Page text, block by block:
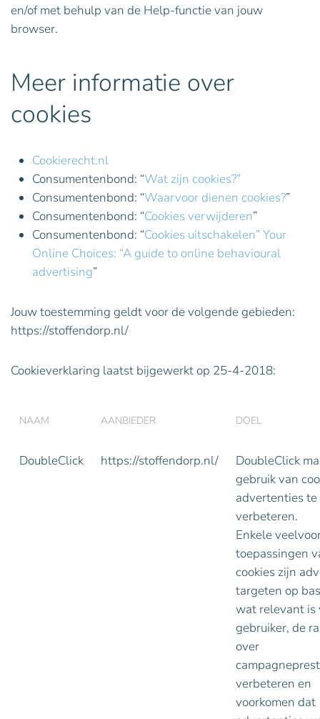
en/of met behulp van de Help-functie van jouw
browser.
Meer informatie over
cookies
Cookierecht.nl
Consumentenbond: “Wat zijn cookies?”
Consumentenbond: “Waarvoor dienen cookies?”
Consumentenbond: “Cookies verwijderen”
Consumentenbond: “Cookies uitschakelen” Your
Online Choices: “A guide to online behavioural
advertising”
Jouw toestemming geldt voor de volgende gebieden:
https://stoffendorp.nl/
Cookieverklaring laatst bijgewerkt op 25-4-2018:
NAAM AANBIEDER DOEL
DoubleClick https://stoffendorp.nl/
DoubleClick
gebruik van
advertenties te
verbeteren.
Enkele
toepassingen
cookies zijn
targeten op
wat relevant is
gebruiker, de
over
verbeteren en
voorkomen dat